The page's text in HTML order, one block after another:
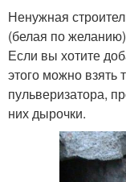
Ненужная
(белая по
Если вы хотите
этого можно взять
пульверизатора,
них дырочки.